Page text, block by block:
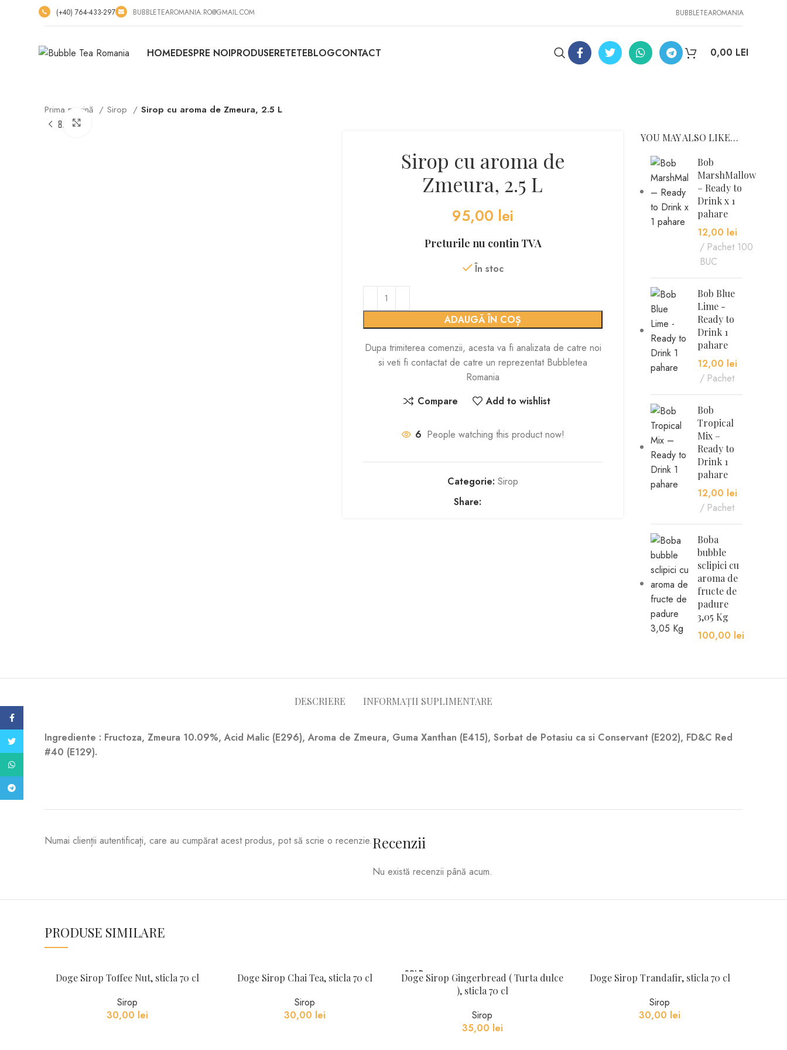
(+40) 764-433-297 BUBBLETEAROMANIA.RO@GMAIL.COM BUBBLETEAROMANIA
HOMEDESPRE NOIPRODUSERETETEBLOGCONTACT 0,00 LEI
Prima pagină Sirop Sirop cu aroma de Zmeura, 2.5 L
Sirop cu aroma de
Zmeura, 2.5 L
95,00 lei
Preturile nu contin TVA
În stoc
ADAUGĂ ÎN COȘ
Dupa trimiterea comenzii, acesta va fi analizata de catre noi
si veti fi contactat de catre un reprezentat Bubbletea
Romania
Compare
Add to wishlist
6 People watching this product now!
Categorie: Sirop
Share:
YOU MAY ALSO LIKE…
Bob
MarshMallow
– Ready to
Drink x 1
pahare
12,00 lei
Pachet 100
BUC
Bob Blue
Lime -
Ready to
Drink 1
pahare
12,00 lei
Pachet
Bob
Tropical
Mix –
Ready to
Drink 1
pahare
12,00 lei
Pachet
Boba
bubble
sclipici cu
aroma de
fructe de
padure
3,05 Kg
100,00 lei
DESCRIERE INFORMAȚII SUPLIMENTARE
Ingrediente : Fructoza, Zmeura 10.09%, Acid Malic (E296), Aroma de Zmeura, Guma Xanthan (E415), Sorbat de Potasiu ca si Conservant (E202), FD&C Red
#40 (E129).
Recenzii
Nu există recenzii până acum.
Numai clienții autentificați, care au cumpărat acest produs, pot să scrie o recenzie.
PRODUSE SIMILARE
Doge Sirop Toffee Nut, sticla 70 cl
Sirop
30,00 lei
Doge Sirop Chai Tea, sticla 70 cl
Sirop
30,00 lei
SOLD
OUT
Doge Sirop Gingerbread ( Turta dulce
), sticla 70 cl
Sirop
35,00 lei
Doge Sirop Trandafir, sticla 70 cl
Sirop
30,00 lei
Twitter